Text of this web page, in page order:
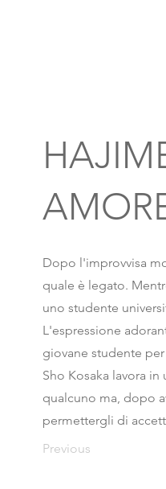
Dopo l'improvvisa
quale è legato.
uno studente
L'espressione
giovane studente
Sho Kosaka lavora
qualcuno ma, dopo
permettergli di
Previous